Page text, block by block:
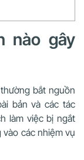
nào gây
bắt nguồn
bản và các tác
làm việc bị ngắt
các nhiệm vụ